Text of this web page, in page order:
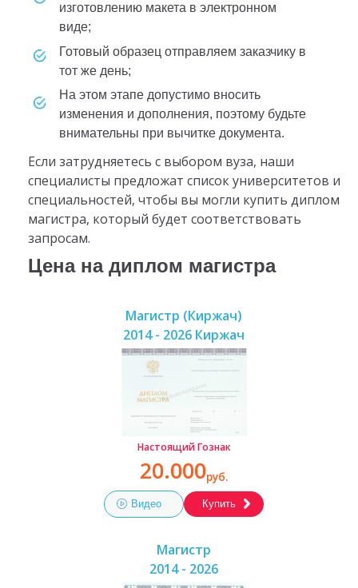
изготовлению макета в электронном
виде;
Готовый образец отправляем заказчику в
тот же день;
На этом этапе допустимо вносить
изменения и дополнения, поэтому будьте
внимательны при вычитке документа.
Если затрудняетесь с выбором вуза, наши
специалисты предложат список университетов и
специальностей, чтобы вы могли купить диплом
магистра, который будет соответствовать
запросам.
Цена на диплом магистра
Магистр (Киржач)
2014 - 2026 Киржач
Настоящий Гознак
20.000руб.
Видео Купить
Магистр
2014 - 2026